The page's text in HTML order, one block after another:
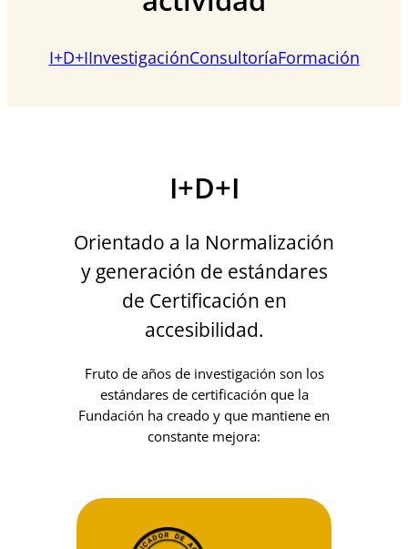
I+D+IInvestigaciónConsultoríaFormación
I+D+I
Orientado a la Normalización
y generación de estándares
de Certificación en
accesibilidad.
Fruto de años de investigación son los
estándares de certificación que la
Fundación ha creado y que mantiene en
constante mejora: